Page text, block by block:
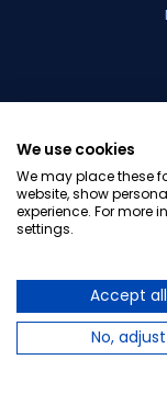
We use cookies
We may place these
website, show
experience. For more
settings.
Accept all
No, adjust